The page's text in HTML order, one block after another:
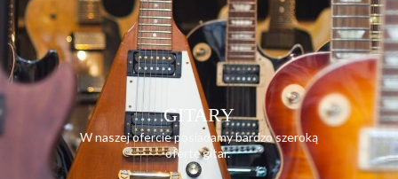
GITARY
W naszej ofercie posiadamy bardzo szeroką
ofertę gitar.